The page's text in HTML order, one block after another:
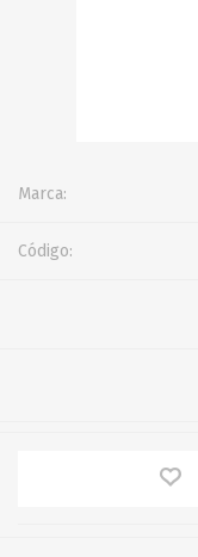
Marca:
Código: